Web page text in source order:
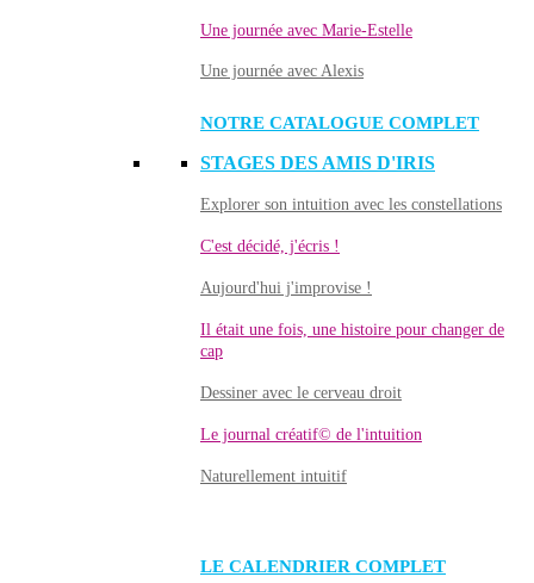
Une journée avec Marie-Estelle
Une journée avec Alexis
NOTRE CATALOGUE COMPLET
STAGES DES AMIS D'IRIS
Explorer son intuition avec les constellations
C'est décidé, j'écris !
Aujourd'hui j'improvise !
Il était une fois, une histoire pour changer de
cap
Dessiner avec le cerveau droit
Le journal créatif© de l'intuition
Naturellement intuitif
LE CALENDRIER COMPLET